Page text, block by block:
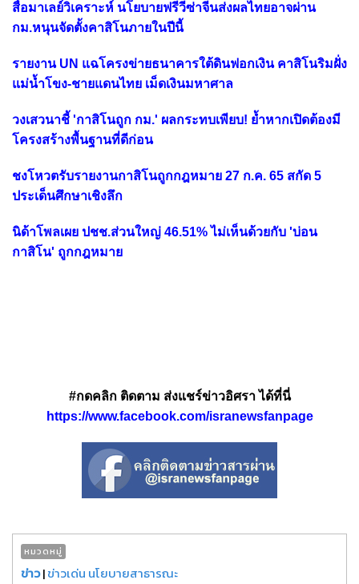
สื่อมาเลย์วิเคราะห์ นโยบายฟรีวีซ่าจีนส่งผลไทยอาจผ่าน
กม.หนุนจัดตั้งคาสิโนภายในปีนี้
รายงาน UN แฉโครงข่ายธนาคารใต้ดินฟอกเงิน คาสิโนริมฝั่ง
แม่น้ำโขง-ชายแดนไทย เม็ดเงินมหาศาล
วงเสวนาชี้ 'กาสิโนถูก กม.' ผลกระทบเพียบ! ย้ำหากเปิดต้องมี
โครงสร้างพื้นฐานที่ดีก่อน
ชงโหวตรับรายงานกาสิโนถูกกฎหมาย 27 ก.ค. 65 สกัด 5
ประเด็นศึกษาเชิงลึก
นิด้าโพลเผย ปชช.ส่วนใหญ่ 46.51% ไม่เห็นด้วยกับ 'บ่อน
กาสิโน' ถูกกฎหมาย
#กดคลิก ติดตาม ส่งแชร์ข่าวอิศรา ได้ที่นี่
https://www.facebook.com/isranewsfanpage
หมวดหมู่
ข่าว|ข่าวเด่น นโยบายสาธารณะ